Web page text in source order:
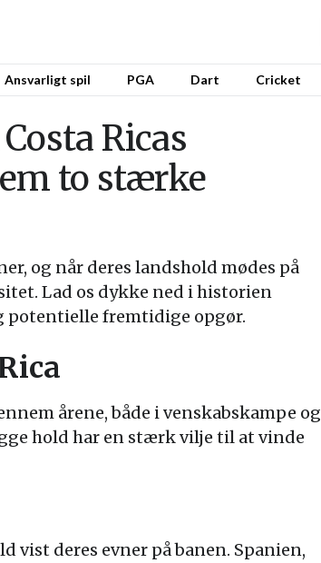
Ansvarligt spil PGA Dart Cricket
Ricas
to stærke
og når deres landshold mødes på
Lad os dykke ned i historien
potentielle fremtidige opgør.
årene, både i venskabskampe og
hold har en stærk vilje til at vinde
vist deres evner på banen. Spanien,